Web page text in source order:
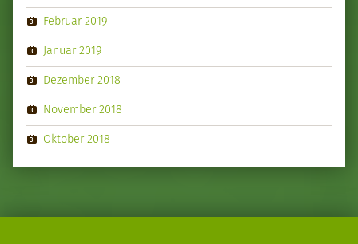
Februar 2019
Januar 2019
Dezember 2018
November 2018
Oktober 2018